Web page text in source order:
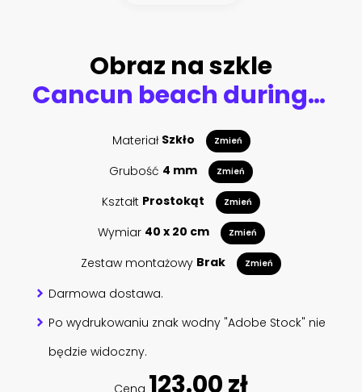
Obraz na szkle
Cancun beach during sunset
Materiał Szkło Zmień
Grubość 4 mm Zmień
Kształt Prostokąt Zmień
Wymiar 40 x 20 cm Zmień
Zestaw montażowy Brak Zmień
Darmowa dostawa.
Po wydrukowaniu znak wodny "Adobe Stock" nie
będzie widoczny.
Cena 123.00 zł